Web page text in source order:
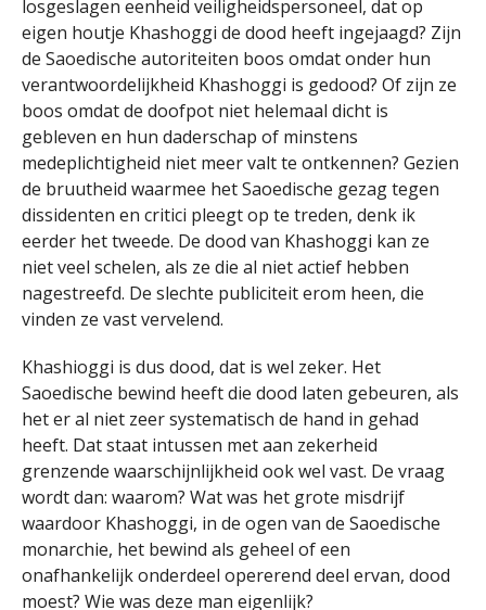
losgeslagen eenheid veiligheidspersoneel, dat op
eigen houtje Khashoggi de dood heeft ingejaagd? Zijn
de Saoedische autoriteiten boos omdat onder hun
verantwoordelijkheid Khashoggi is gedood? Of zijn ze
boos omdat de doofpot niet helemaal dicht is
gebleven en hun daderschap of minstens
medeplichtigheid niet meer valt te ontkennen? Gezien
de bruutheid waarmee het Saoedische gezag tegen
dissidenten en critici pleegt op te treden, denk ik
eerder het tweede. De dood van Khashoggi kan ze
niet veel schelen, als ze die al niet actief hebben
nagestreefd. De slechte publiciteit erom heen, die
vinden ze vast vervelend.
Khashioggi is dus dood, dat is wel zeker. Het
Saoedische bewind heeft die dood laten gebeuren, als
het er al niet zeer systematisch de hand in gehad
heeft. Dat staat intussen met aan zekerheid
grenzende waarschijnlijkheid ook wel vast. De vraag
wordt dan: waarom? Wat was het grote misdrijf
waardoor Khashoggi, in de ogen van de Saoedische
monarchie, het bewind als geheel of een
onafhankelijk onderdeel opererend deel ervan, dood
moest? Wie was deze man eigenlijk?